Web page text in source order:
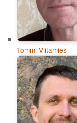
Tommi Viitamies